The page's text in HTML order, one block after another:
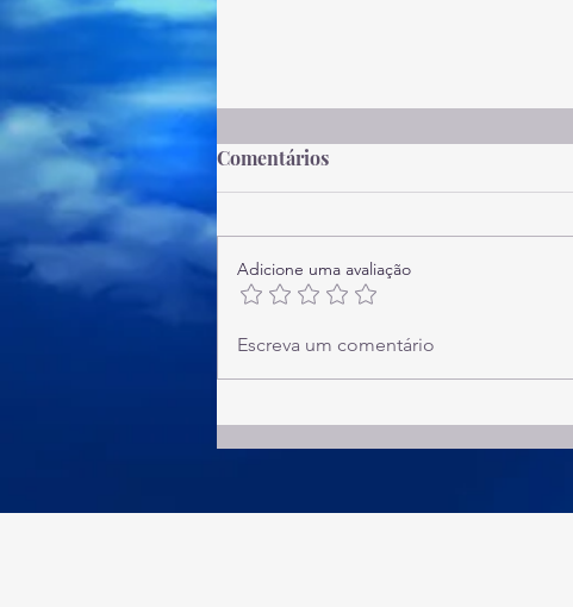
Comentários
Adicione uma avaliação
Escreva um comentário